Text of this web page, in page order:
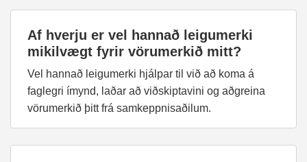
Af hverju er vel hannað leigumerki
mikilvægt fyrir vörumerkið mitt?
Vel hannað leigumerki hjálpar til við að koma á
faglegri ímynd, laðar að viðskiptavini og aðgreina
vörumerkið þitt frá samkeppnisaðilum.